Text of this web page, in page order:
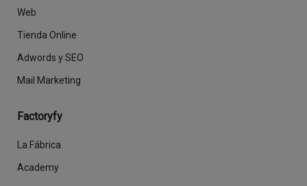
Web
Tienda Online
Adwords y SEO
Mail Marketing
Factoryfy
La Fábrica
Academy